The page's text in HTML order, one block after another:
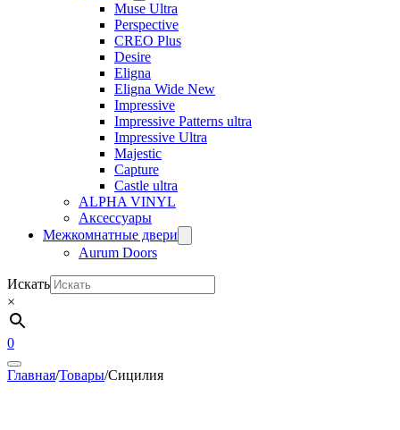
Muse Ultra
Perspective
CREO Plus
Desire
Eligna
Eligna Wide New
Impressive
Impressive Patterns ultra
Impressive Ultra
Majestic
Capture
Castle ultra
ALPHA VINYL
Аксессуары
Межкомнатные двери
Aurum Doors
Искать
×
0
Главная/Товары/Сицилия